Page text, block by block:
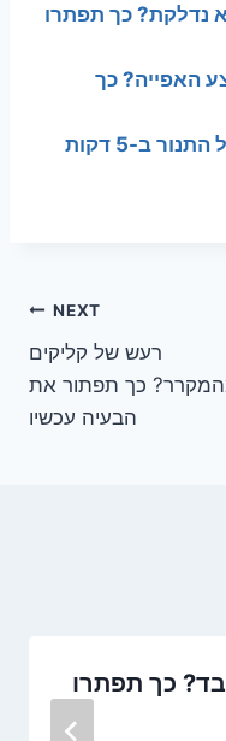
נדלקת? כך תפתרו
האפייה? כך
ניקוי דלת זכוכית פנימית של התנור ב-5 דקות
NEXT
רעש של קליקים
כך תפתור את
הבעיה עכשיו
כך תפתרו